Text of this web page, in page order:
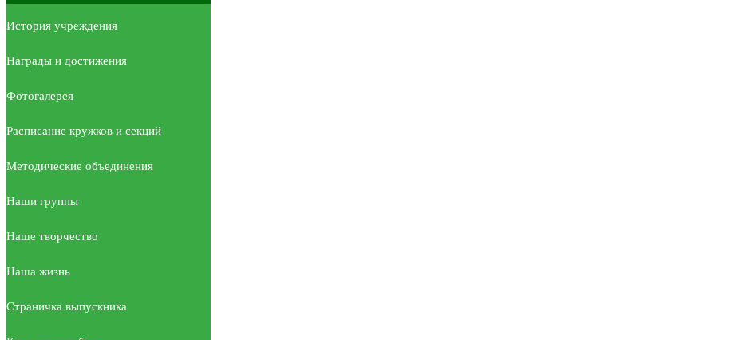
История учреждения
Награды и достижения
Фотогалерея
Расписание кружков и секций
Методические объединения
Наши группы
Наше творчество
Наша жизнь
Страничка выпускника